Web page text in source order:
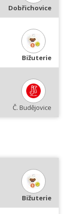
Dobřichovice
Bižuterie
Č. Budějovice
Bižuterie